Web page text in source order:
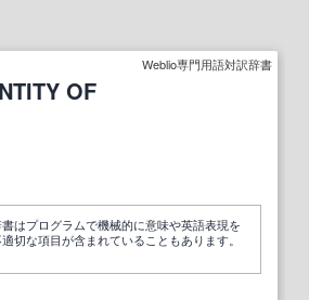
Weblio専門用語対訳辞書
OF
はプログラムで機械的に意味や英語表現を
切な項目が含まれていることもあります。